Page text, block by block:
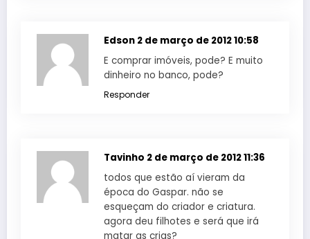
Edson 2 de março de 2012 10:58
E comprar imóveis, pode? E muito
dinheiro no banco, pode?
Responder
Tavinho 2 de março de 2012 11:36
todos que estão aí vieram da
época do Gaspar. não se
esqueçam do criador e criatura.
agora deu filhotes e será que irá
matar as crias?